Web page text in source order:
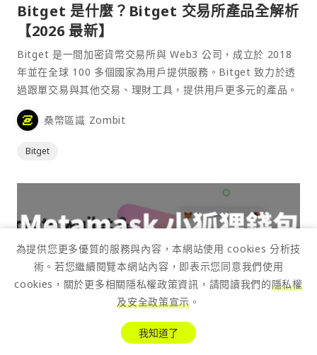
Bitget 是什麼？Bitget 交易所產品全解析
【2026 最新】
Bitget 是一間加密貨幣交易所與 Web3 公司，成立於 2018
年並在全球 100 多個國家為用戶提供服務。Bitget 致力於透
過跟單交易與其他交易、理財工具，提供用戶更多元的產品。
桑幣區識 Zombit
Bitget
為提供您更多優質的服務與內容，本網站使用 cookies 分析技
術。若您繼續閱覽本網站內容，即表示您同意我們使用
cookies，關於更多相關隱私權政策資訊，請閱讀我們的隱私權
及安全政策宣示 。
我知道了